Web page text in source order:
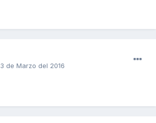
de Marzo del 2016